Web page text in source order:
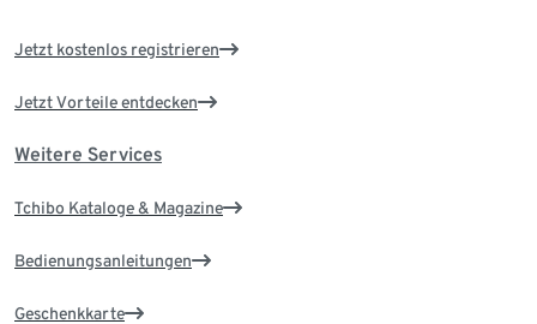
Jetzt kostenlos registrieren
Jetzt Vorteile entdecken
Weitere Services
Tchibo Kataloge & Magazine
Bedienungsanleitungen
Geschenkkarte